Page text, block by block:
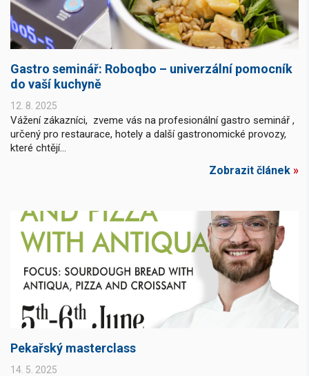
Gastro seminář: Roboqbo – univerzální pomocník
do vaší kuchyně
12. 8. 2025
Vážení zákazníci, zveme vás na profesionální gastro seminář ,
určený pro restaurace, hotely a další gastronomické provozy,
které chtějí...
Zobrazit článek »
Pekařský masterclass
14. 5. 2025